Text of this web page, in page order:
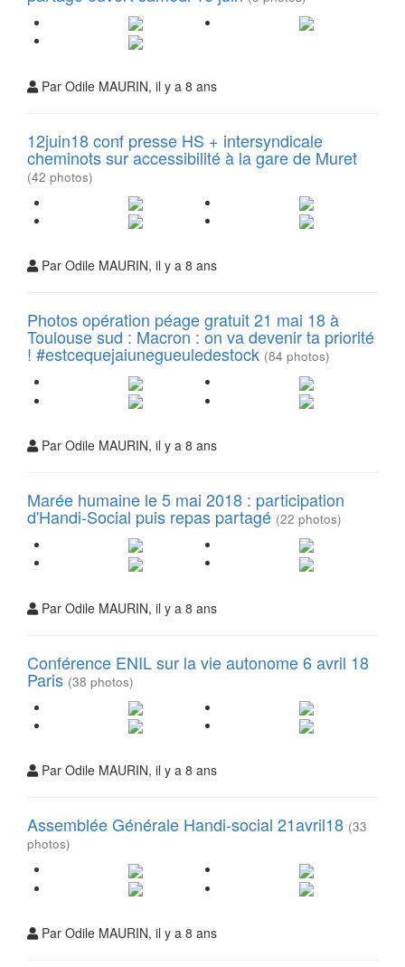
Par Odile MAURIN, il y a 8 ans
12juin18 conf presse HS + intersyndicale
cheminots sur accessibilité à la gare de Muret
(42 photos)
Par Odile MAURIN, il y a 8 ans
Photos opération péage gratuit 21 mai 18 à
Toulouse sud : Macron : on va devenir ta priorité
! #estcequejaiunegueuledestock (84 photos)
Par Odile MAURIN, il y a 8 ans
Marée humaine le 5 mai 2018 : participation
d'Handi-Social puis repas partagé (22 photos)
Par Odile MAURIN, il y a 8 ans
Conférence ENIL sur la vie autonome 6 avril 18
Paris (38 photos)
Par Odile MAURIN, il y a 8 ans
Assemblée Générale Handi-social 21avril18 (33
photos)
Par Odile MAURIN, il y a 8 ans